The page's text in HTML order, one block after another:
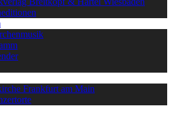
Frankfurt am Main